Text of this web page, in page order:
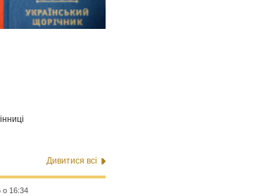
Дивитися всі
о 16:34